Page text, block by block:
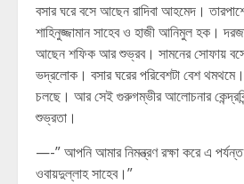
বসার ঘরে বসে আছেন রাদিবা আহমেদ।
শাহিনুজ্জামান সাহেব ও হাজী আনিমুল হক।
আছেন শফিক আর শুভ্রব। সামনের সোফায়
ভদ্রলোক। বসার ঘরের পরিবেশটা বেশ
চলছে। আর সেই গুরুগম্ভীর আলোচনার
শুভ্রতা।
—-” আপনি আমার নিমন্ত্রণ রক্ষা করে এ
ওবায়দুল্লাহ সাহেব।”